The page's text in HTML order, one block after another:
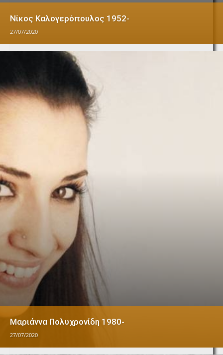
Νίκος Καλογερόπουλος 1952-
27/07/2020
Μαριάννα Πολυχρονίδη 1980-
27/07/2020